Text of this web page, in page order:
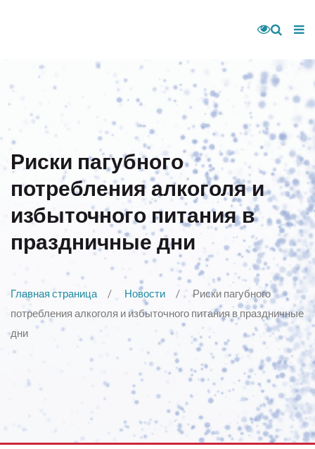
Риски пагубного
потребления алкоголя и
избыточного питания в
праздничные дни
Главная страница Новости
Риски пагубного
потребления алкоголя и избыточного питания в праздничные
дни